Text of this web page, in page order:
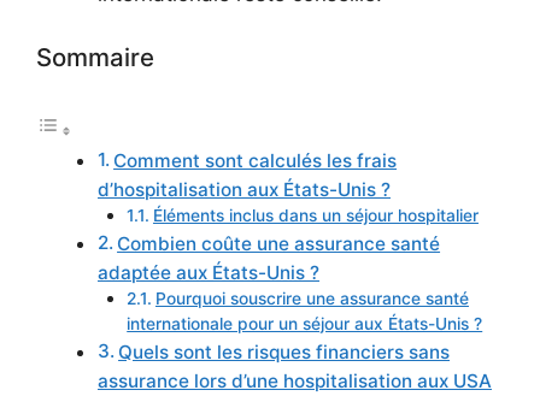
Sommaire
Comment sont calculés les frais
d’hospitalisation aux États-Unis ?
Éléments inclus dans un séjour hospitalier
Combien coûte une assurance santé
adaptée aux États-Unis ?
Pourquoi souscrire une assurance santé
internationale pour un séjour aux États-Unis ?
Quels sont les risques financiers sans
assurance lors d’une hospitalisation aux USA